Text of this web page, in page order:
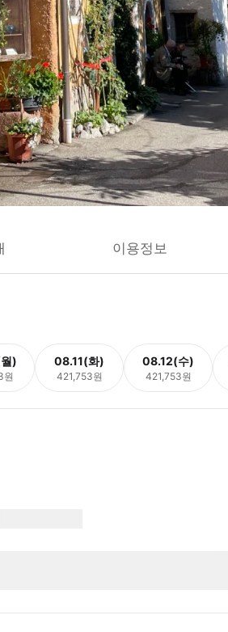
이용정보
)
원
08.11(화)
421,753원
08.12(수)
421,753원